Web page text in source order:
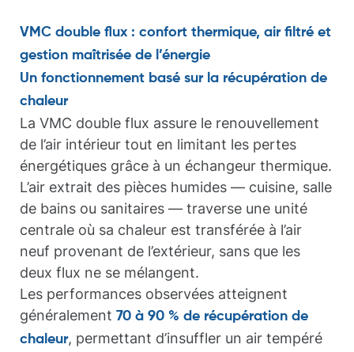
VMC double flux : confort thermique, air filtré et
gestion maîtrisée de l’énergie
Un fonctionnement basé sur la récupération de
chaleur
La VMC double flux assure le renouvellement
de l’air intérieur tout en limitant les pertes
énergétiques grâce à un échangeur thermique.
L’air extrait des pièces humides — cuisine, salle
de bains ou sanitaires — traverse une unité
centrale où sa chaleur est transférée à l’air
neuf provenant de l’extérieur, sans que les
deux flux ne se mélangent.
Les performances observées atteignent
généralement 70 à 90 % de récupération de
chaleur, permettant d’insuffler un air tempéré